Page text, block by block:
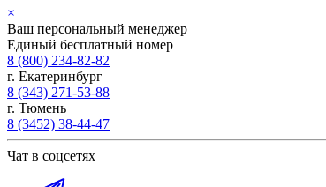
×
Ваш персональный менеджер
Единый бесплатный номер
8 (800) 234-82-82
г. Екатеринбург
8 (343) 271-53-88
г. Тюмень
8 (3452) 38-44-47
Чат в соцсетях